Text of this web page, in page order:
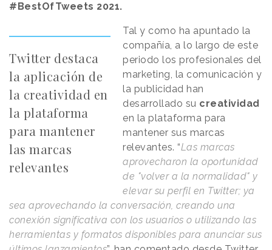
#BestOfTweets 2021.
Twitter destaca
la aplicación de
la creatividad en
la plataforma
para mantener
las marcas
relevantes
Tal y como ha apuntado la
compañía, a lo largo de este
periodo los profesionales del
marketing, la comunicación y
la publicidad han
desarrollado su creatividad
en la plataforma para
mantener sus marcas
relevantes. “Las marcas
aprovecharon la oportunidad
de "volver a la normalidad" y
elevar su perfil en Twitter; ya
sea aprovechando la conversación, creando una
conexión significativa con los usuarios o utilizando las
herramientas y formatos disponibles para anunciar sus